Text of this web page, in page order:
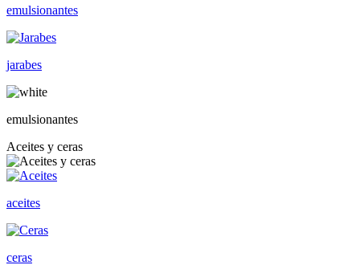
emulsionantes
jarabes
emulsionantes
Aceites y ceras
aceites
ceras